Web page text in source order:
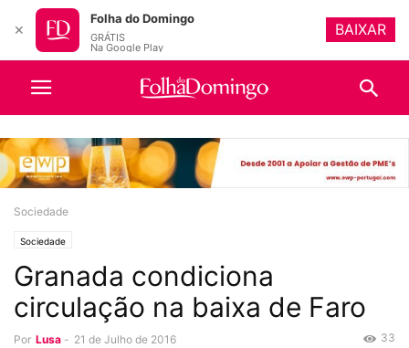
Sociedade
Sociedade
Granada condiciona
circulação na baixa de Faro
Por Lusa - 21 de Julho de 2016 33
✕
Folha do Domingo
GRÁTIS
Na Google Play
BAIXAR